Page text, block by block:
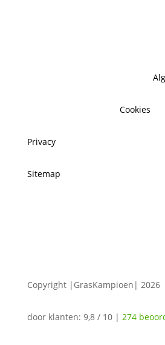
Cookies
Privacy
Sitemap
Copyright |GrasKampioen| 2026
door klanten: 9,8/ 10| 274